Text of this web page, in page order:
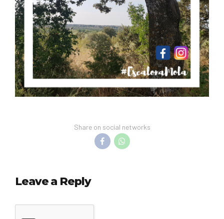
Share on social networks
Leave a Reply